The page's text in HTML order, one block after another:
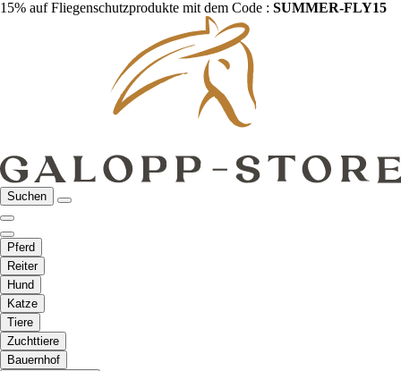
15% auf Fliegenschutzprodukte mit dem Code : SUMMER-FLY15
Suchen
Pferd
Reiter
Hund
Katze
Tiere
Zuchttiere
Bauernhof